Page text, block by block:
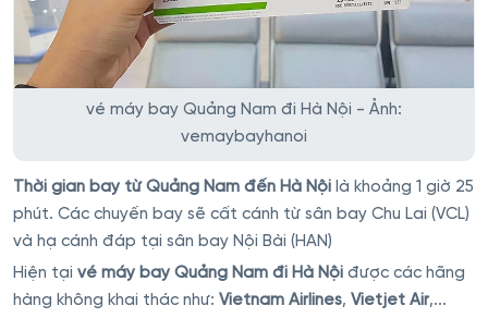
vé máy bay Quảng Nam đi Hà Nội - Ảnh:
vemaybayhanoi
Thời gian bay từ Quảng Nam đến Hà Nội là khoảng 1 giờ 25
phút. Các chuyến bay sẽ cất cánh từ sân bay Chu Lai (VCL)
và hạ cánh đáp tại sân bay Nội Bài (HAN)
Hiện tại vé máy bay Quảng Nam đi Hà Nội được các hãng
hàng không khai thác như: Vietnam Airlines, Vietjet Air,...